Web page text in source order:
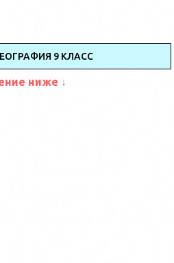
9 КЛАСС
ниже ↓